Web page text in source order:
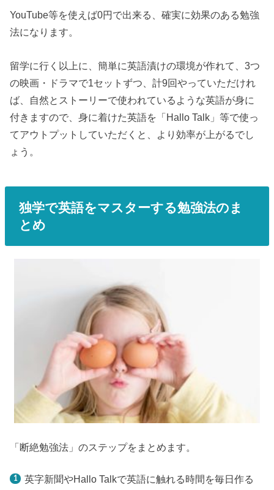
YouTube等を使えば0円で出来る、確実に効果のある勉強
法になります。
留学に行く以上に、簡単に英語漬けの環境が作れて、3つ
の映画・ドラマで1セットずつ、計9回やっていただけれ
ば、自然とストーリーで使われているような英語が身に
付きますので、身に着けた英語を「Hallo Talk」等で使っ
てアウトプットしていただくと、より効率が上がるでし
ょう。
独学で英語をマスターする勉強法のま
とめ
「断絶勉強法」のステップをまとめます。
英字新聞やHallo Talkで英語に触れる時間を毎日作る